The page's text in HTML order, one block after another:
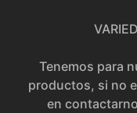
Tenemos para
productos, si no
en